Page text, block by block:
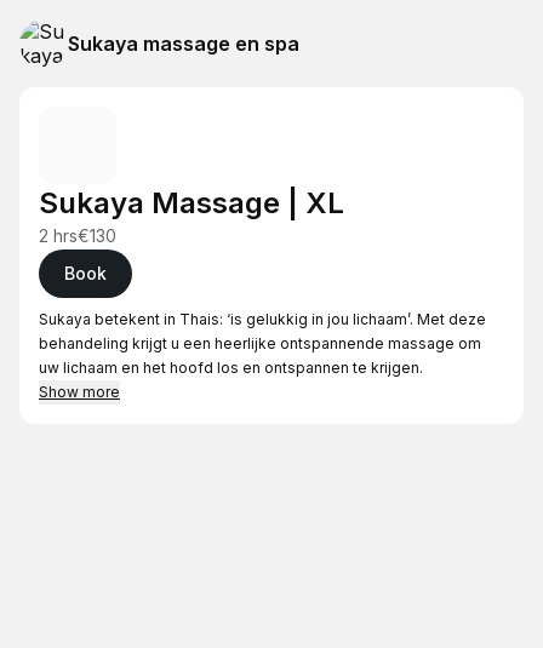
Sukaya massage en spa
Sukaya Massage | XL
2 hrs€130
Book
Sukaya betekent in Thais: ‘is gelukkig in jou lichaam’. Met deze
behandeling krijgt u een heerlijke ontspannende massage om
uw lichaam en het hoofd los en ontspannen te krijgen.
Show more